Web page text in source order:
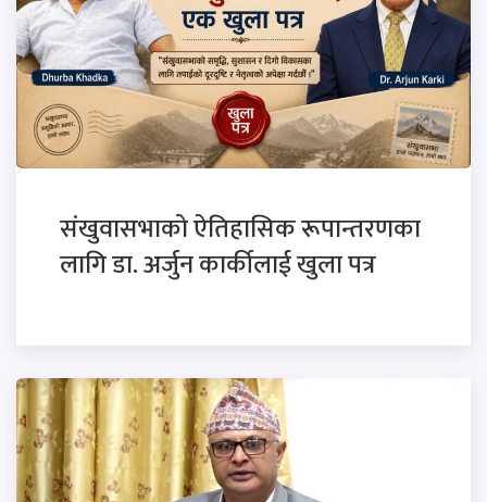
संखुवासभाको ऐतिहासिक रूपान्तरणका
लागि डा. अर्जुन कार्कीलाई खुला पत्र